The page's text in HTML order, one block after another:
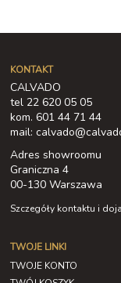
KONTAKT
CALVADO
tel 22 620 05 05
kom. 601 44 71 44
mail:
Adres showroomu
Graniczna 4
00-130 Warszawa
Szczegóły kontaktu i
TWOJE LINKI
TWOJE KONTO